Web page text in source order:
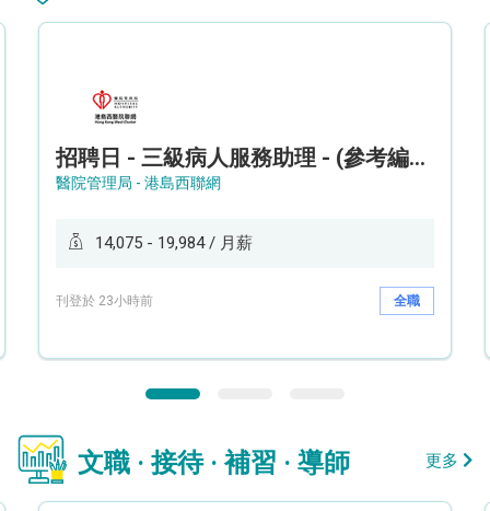
招聘日 - 三級病人服務助理 - (參考編號: HKWCS260107)
醫院管理局 - 港島西聯網
14,075 - 19,984 / 月薪
刊登於 23小時前 全職
文職 · 接待 · 補習 · 導師 更多